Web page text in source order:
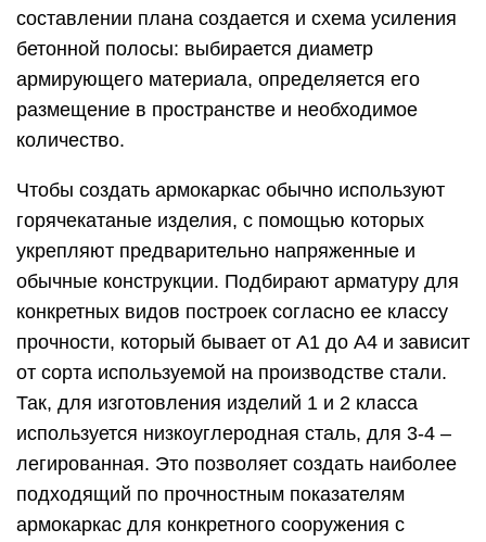
составлении плана создается и схема усиления
бетонной полосы: выбирается диаметр
армирующего материала, определяется его
размещение в пространстве и необходимое
количество.
Чтобы создать армокаркас обычно используют
горячекатаные изделия, с помощью которых
укрепляют предварительно напряженные и
обычные конструкции. Подбирают арматуру для
конкретных видов построек согласно ее классу
прочности, который бывает от А1 до А4 и зависит
от сорта используемой на производстве стали.
Так, для изготовления изделий 1 и 2 класса
используется низкоуглеродная сталь, для 3-4 –
легированная. Это позволяет создать наиболее
подходящий по прочностным показателям
армокаркас для конкретного сооружения с